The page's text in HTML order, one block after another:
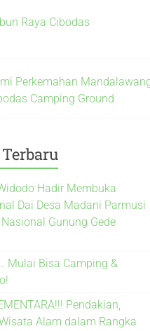
Raya Cibodas
Perkemahan
Camping Ground
Hadir Membuka
Dai Desa Madani Parmusi
Gunung Gede
Mulai Bisa Camping &
Pendakian,
Alam dalam Rangka